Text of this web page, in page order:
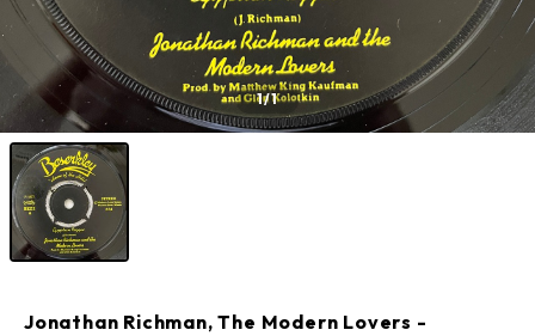
1/1
Jonathan Richman, The Modern Lovers -